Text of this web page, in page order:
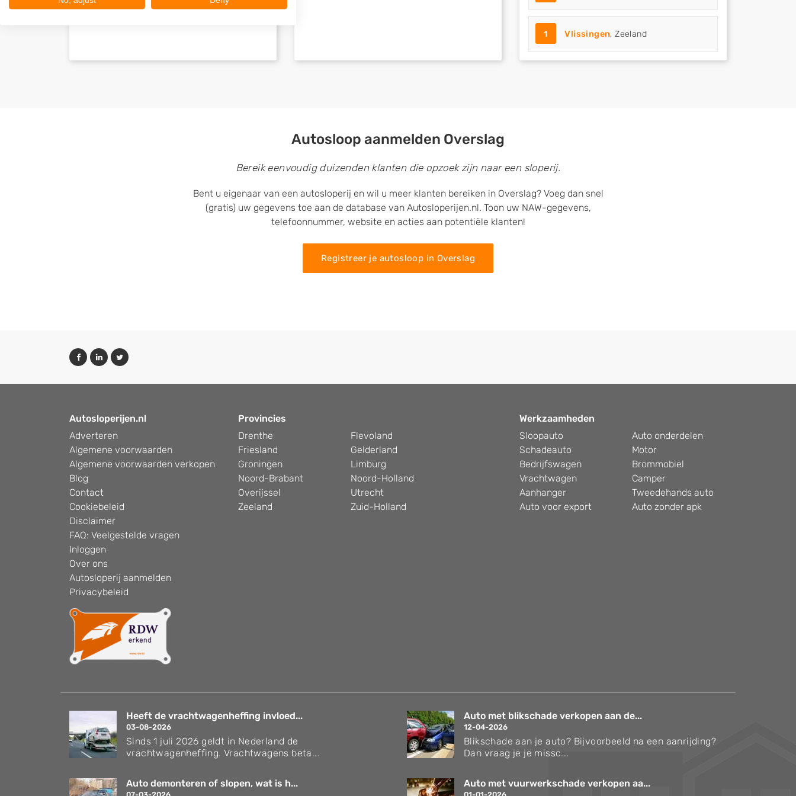
1 Vlissingen, Zeeland
Autosloop aanmelden Overslag
Bereik eenvoudig duizenden klanten die opzoek zijn naar een sloperij.
Bent u eigenaar van een autosloperij en wil u meer klanten bereiken in Overslag? Voeg dan snel
(gratis) uw gegevens toe aan de database van Autosloperijen.nl. Toon uw NAW-gegevens,
telefoonnummer, website en acties aan potentiële klanten!
Registreer je autosloop in Overslag
Autosloperijen.nl
Adverteren
Algemene voorwaarden
Algemene voorwaarden verkopen
Blog
Contact
Cookiebeleid
Disclaimer
FAQ: Veelgestelde vragen
Inloggen
Over ons
Autosloperij aanmelden
Privacybeleid
Provincies
Drenthe
Flevoland
Friesland
Gelderland
Groningen
Limburg
Noord-Brabant
Noord-Holland
Overijssel
Utrecht
Zeeland
Zuid-Holland
Werkzaamheden
Sloopauto
Auto onderdelen
Schadeauto
Motor
Bedrijfswagen
Brommobiel
Vrachtwagen
Camper
Aanhanger
Tweedehands auto
Auto voor export
Auto zonder apk
Heeft de vrachtwagenheffing invloed...
03-08-2026
Sinds 1 juli 2026 geldt in Nederland de
vrachtwagenheffing. Vrachtwagens beta...
Auto met blikschade verkopen aan de...
12-04-2026
Blikschade aan je auto? Bijvoorbeeld na een aanrijding?
Dan vraag je je missc...
Auto demonteren of slopen, wat is h... Auto met vuurwerkschade verkopen aa...